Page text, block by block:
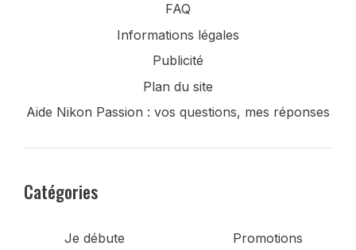
FAQ
Informations légales
Publicité
Plan du site
Aide Nikon Passion : vos questions, mes réponses
Catégories
Je débute
Promotions